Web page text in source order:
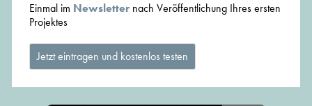
Einmal im Newsletter nach Veröffentlichung Ihres ersten
Projektes
Jetzt eintragen und kostenlos testen